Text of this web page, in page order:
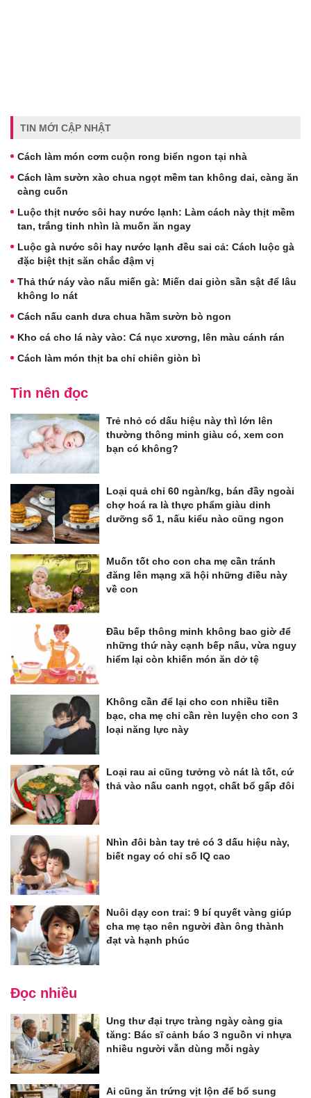
TIN MỚI CẬP NHẬT
Cách làm món cơm cuộn rong biển ngon tại nhà
Cách làm sườn xào chua ngọt mềm tan không dai, càng ăn
càng cuốn
Luộc thịt nước sôi hay nước lạnh: Làm cách này thịt mềm
tan, trắng tinh nhìn là muốn ăn ngay
Luộc gà nước sôi hay nước lạnh đều sai cả: Cách luộc gà
đặc biệt thịt săn chắc đậm vị
Thả thứ náy vào nấu miến gà: Miến dai giòn sần sật để lâu
không lo nát
Cách nấu canh dưa chua hầm sườn bò ngon
Kho cá cho lá này vào: Cá nục xương, lên màu cánh rán
Cách làm món thịt ba chỉ chiên giòn bì
Tin nên đọc
Trẻ nhỏ có dấu hiệu này thì lớn lên
thường thông minh giàu có, xem con
bạn có không?
Loại quả chỉ 60 ngàn/kg, bán đầy ngoài
chợ hoá ra là thực phẩm giàu dinh
dưỡng số 1, nấu kiểu nào cũng ngon
Muốn tốt cho con cha mẹ cần tránh
đăng lên mạng xã hội những điều này
về con
Đầu bếp thông minh không bao giờ để
những thứ này cạnh bếp nấu, vừa nguy
hiểm lại còn khiến món ăn dở tệ
Không cần để lại cho con nhiều tiền
bạc, cha mẹ chỉ cần rèn luyện cho con 3
loại năng lực này
Loại rau ai cũng tưởng vò nát là tốt, cứ
thả vào nấu canh ngọt, chất bổ gấp đôi
Nhìn đôi bàn tay trẻ có 3 dấu hiệu này,
biết ngay có chỉ số IQ cao
Nuôi dạy con trai: 9 bí quyết vàng giúp
cha mẹ tạo nên người đàn ông thành
đạt và hạnh phúc
Đọc nhiều
Ung thư đại trực tràng ngày càng gia
tăng: Bác sĩ cảnh báo 3 nguồn vi nhựa
nhiều người vẫn dùng mỗi ngày
Ai cũng ăn trứng vịt lộn để bổ sung